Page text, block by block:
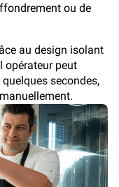
ou de
au design isolant
opérateur peut
secondes,